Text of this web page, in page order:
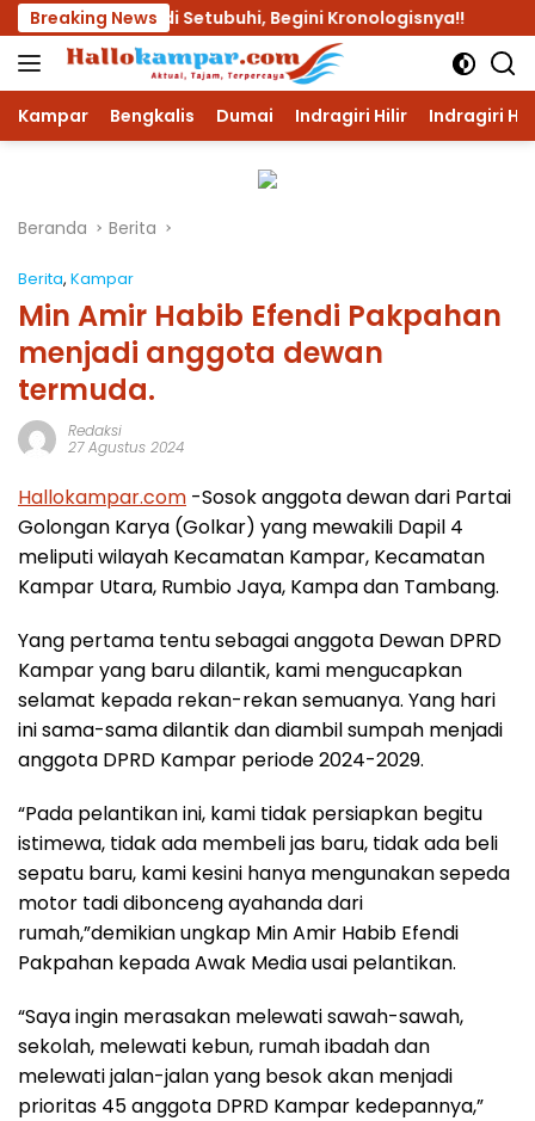
Langsung
ke
konten
Breaking News
Lalu di Setubuhi, Begini Kronologisnya!! Dua
Kampar Bengkalis Dumai Indragiri Hilir Indragiri
Beranda Berita
Berita, Kampar
Min Amir Habib Efendi Pakpahan
menjadi anggota dewan
termuda.
Redaksi
27 Agustus 2024
Hallokampar.com -Sosok anggota dewan dari Partai
Golongan Karya (Golkar) yang mewakili Dapil 4
meliputi wilayah Kecamatan Kampar, Kecamatan
Kampar Utara, Rumbio Jaya, Kampa dan Tambang.
Yang pertama tentu sebagai anggota Dewan DPRD
Kampar yang baru dilantik, kami mengucapkan
selamat kepada rekan-rekan semuanya. Yang hari
ini sama-sama dilantik dan diambil sumpah menjadi
anggota DPRD Kampar periode 2024-2029.
“Pada pelantikan ini, kami tidak persiapkan begitu
istimewa, tidak ada membeli jas baru, tidak ada beli
sepatu baru, kami kesini hanya mengunakan sepeda
motor tadi dibonceng ayahanda dari
rumah,”demikian ungkap Min Amir Habib Efendi
Pakpahan kepada Awak Media usai pelantikan.
“Saya ingin merasakan melewati sawah-sawah,
sekolah, melewati kebun, rumah ibadah dan
melewati jalan-jalan yang besok akan menjadi
prioritas 45 anggota DPRD Kampar kedepannya,”